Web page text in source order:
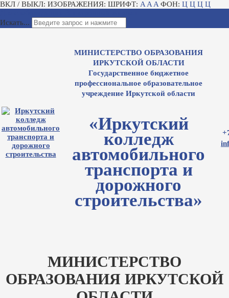
ВКЛ / ВЫКЛ: ИЗОБРАЖЕНИЯ: ШРИФТ: A A A ФОН: Ц Ц Ц Ц
Искать...
МИНИСТЕРСТВО ОБРАЗОВАНИЯ
ИРКУТСКОЙ ОБЛАСТИ
Государственное бюджетное
профессиональное образовательное
учреждение Иркутской области
«Иркутский
колледж
автомобильного
транспорта и
дорожного
строительства»
МИНИСТЕРСТВО
ОБРАЗОВАНИЯ ИРКУТСКОЙ